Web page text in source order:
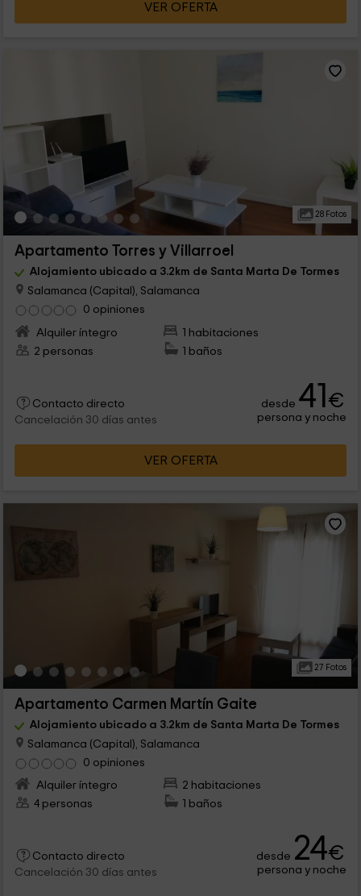
VER OFERTA
28 Fotos
Apartamento Torres y Villarroel
Alojamiento ubicado a 3.2km de Santa Marta De Tormes
Salamanca (Capital), Salamanca
0 opiniones
Alquiler íntegro
1 habitaciones
2 personas
1 baños
Contacto directo
Cancelación 30 días antes
desde 41€
persona y noche
VER OFERTA
27 Fotos
Apartamento Carmen Martín Gaite
Alojamiento ubicado a 3.2km de Santa Marta De Tormes
Salamanca (Capital), Salamanca
0 opiniones
Alquiler íntegro
2 habitaciones
4 personas
1 baños
Contacto directo
Cancelación 30 días antes
desde 24€
persona y noche